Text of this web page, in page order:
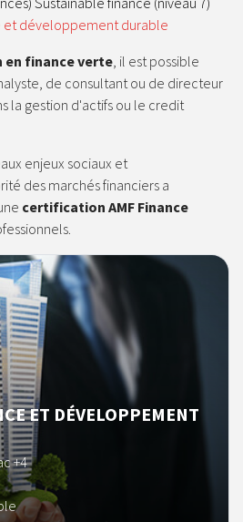
et développement durable
finance verte, il est possible
de consultant ou de directeur
la gestion d'actifs ou le credit
enjeux sociaux et
des marchés financiers a
certification AMF Finance
ET DÉVELOPPEMENT
+4